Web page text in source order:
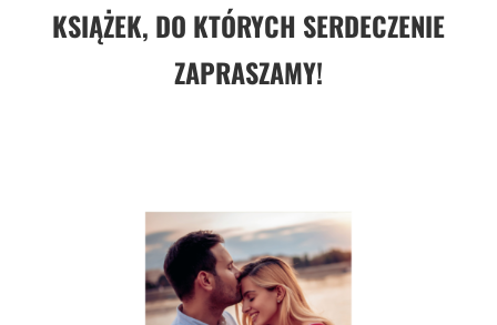
KSIĄŻEK, DO KTÓRYCH SERDECZENIE
ZAPRASZAMY!